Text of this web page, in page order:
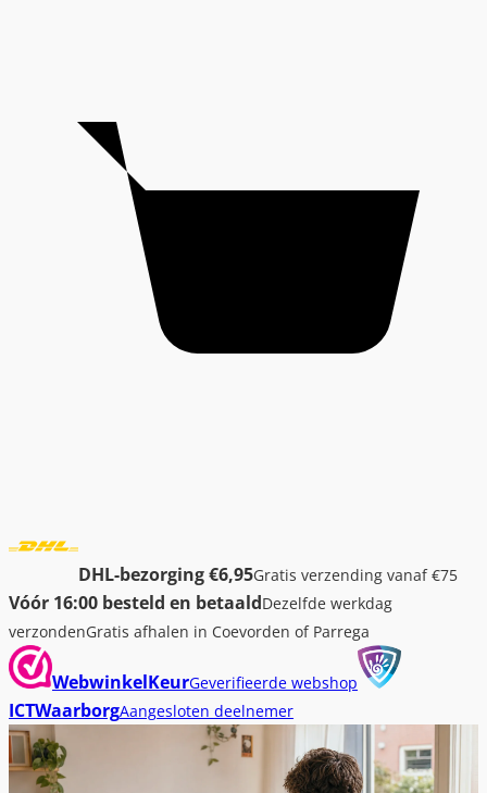
DHL-bezorging €6,95Gratis verzending vanaf €75
Vóór 16:00 besteld en betaaldDezelfde werkdag
verzondenGratis afhalen in Coevorden of Parrega
WebwinkelKeurGeverifieerde webshop
ICTWaarborgAangesloten deelnemer